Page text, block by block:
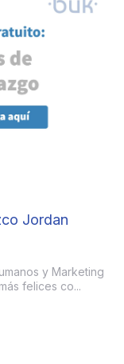
Jordan
y Marketing
felices co...